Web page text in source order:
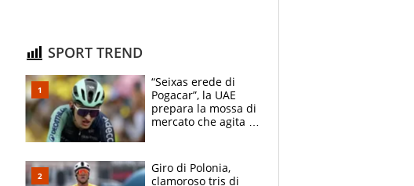
SPORT TREND
“Seixas erede di
Pogacar”, la UAE
prepara la mossa di
mercato che agita la
a Burgos
Giro di Polonia,
clamoroso tris di